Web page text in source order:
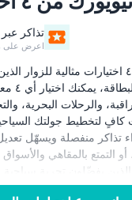
تذاكر
اعرض على
بطاقة جو سيتي نيويورك ذات ٤
والرحلات البحرية،
بوقت كافٍ لتخطيط جولتك
تذاكر منفصلة ويسهّل
التمتع بالمقاهي
عزّز الراحة والقيمة